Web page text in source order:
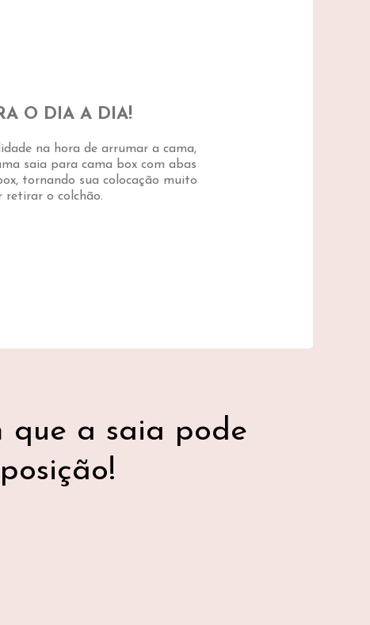
O DIA A DIA!
na hora de arrumar a cama,
saia para cama box com abas
tornando sua colocação muito
retirar o colchão.
que a saia pode